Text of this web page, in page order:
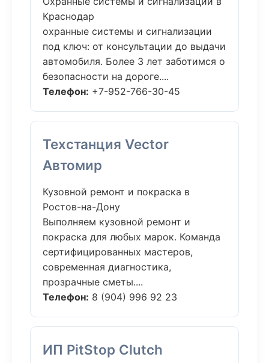
Краснодар
охранные системы и сигнализации
под ключ: от консультации до выдачи
автомобиля. Более 3 лет заботимся о
безопасности на дороге....
Телефон: +7-952-766-30-45
Техстанция Vector
Автомир
Кузовной ремонт и покраска в
Ростов-на-Дону
Выполняем кузовной ремонт и
покраска для любых марок. Команда
сертифицированных мастеров,
современная диагностика,
прозрачные сметы....
Телефон: 8 (904) 996 92 23
ИП PitStop Clutch